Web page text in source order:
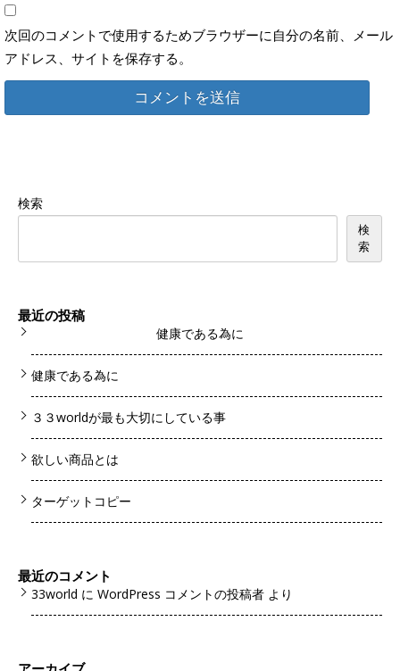
次回のコメントで使用するためブラウザーに自分の名前、メール
アドレス、サイトを保存する。
検索
検
索
最近の投稿
健康である為に
健康である為に
３３worldが最も大切にしている事
欲しい商品とは
ターゲットコピー
最近のコメント
33world に WordPress コメントの投稿者 より